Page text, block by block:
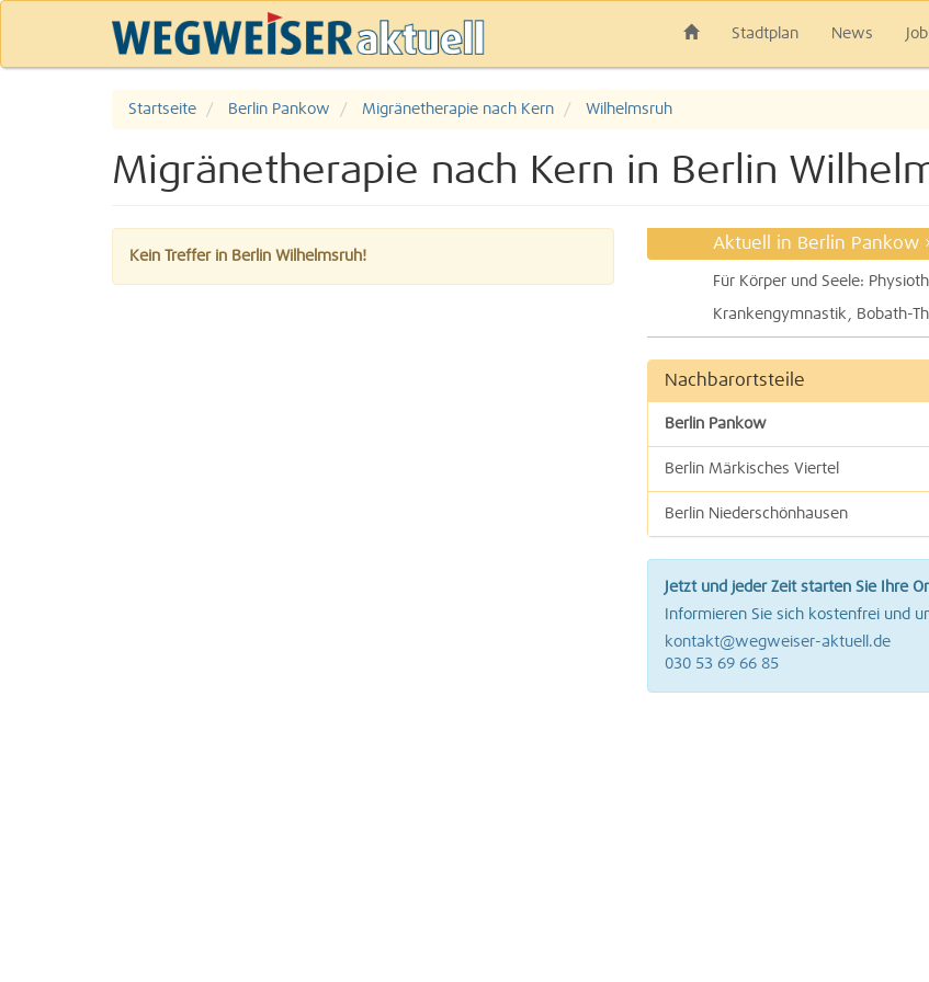
Stadtplan News
Startseite Berlin Pankow Migränetherapie nach Kern Wilhelmsruh
Migränetherapie nach Kern in Berlin
Kein Treffer in Berlin Wilhelmsruh!
Aktuell in Berlin Pankow
Für Körper und Seele:
Nachbarortsteile
Berlin Pankow
Berlin Märkisches Viertel
Berlin Niederschönhausen
Berlin Rosenthal
Berlin Wittenau
Jetzt und jeder Zeit starten Sie Ihre
Informieren Sie sich kostenfrei und
kontakt@wegweiser-aktuell.de
030 53 69 66 85